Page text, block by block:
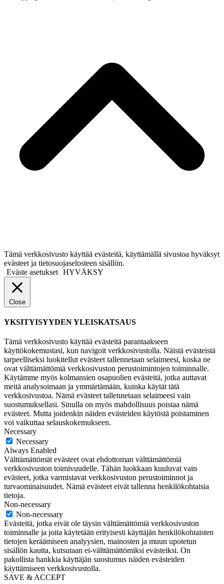
Tämä verkkosivusto käyttää evästeitä, käyttämällä sivustoa hyväksyt
evästeet ja tietosuojaselosteen sisällön.
Eväste asetukset HYVÄKSY
Close
YKSITYISYYDEN YLEISKATSAUS
Tämä verkkosivusto käyttää evästeitä parantaakseen
käyttökokemustasi, kun navigoit verkkosivustolla. Näistä evästeistä
tarpeelliseksi luokitellut evästeet tallennetaan selaimeesi, koska ne
ovat välttämättömiä verkkosivuston perustoimintojen toiminnalle.
Käytämme myös kolmansien osapuolien evästeitä, jotka auttavat
meitä analysoimaan ja ymmärtämään, kuinka käytät tätä
verkkosivustoa. Nämä evästeet tallennetaan selaimeesi vain
suostumuksellasi. Sinulla on myös mahdollisuus poistaa nämä
evästeet. Mutta joidenkin näiden evästeiden käytöstä poistaminen
voi vaikuttaa selauskokemukseen.
Necessary
Necessary
Always Enabled
Välttämättömät evästeet ovat ehdottoman välttämättömiä
verkkosivuston toimivuudelle. Tähän luokkaan kuuluvat vain
evästeet, jotka varmistavat verkkosivuston perustoiminnot ja
turvaominaisuudet. Nämä evästeet eivät tallenna henkilökohtaisia
tietoja.
Non-necessary
Non-necessary
Evästeitä, jotka eivät ole täysin välttämättömiä verkkosivuston
toiminnalle ja joita käytetään erityisesti käyttäjän henkilökohtaisten
tietojen keräämiseen analyysien, mainosten ja muun upotetun
sisällön kautta, kutsutaan ei-välttämättömiksi evästeiksi. On
pakollista hankkia käyttäjän suostumus näiden evästeiden
käyttämiseen verkkosivustolla.
SAVE & ACCEPT